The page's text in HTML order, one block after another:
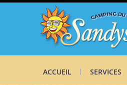
ACCUEIL SERVICES